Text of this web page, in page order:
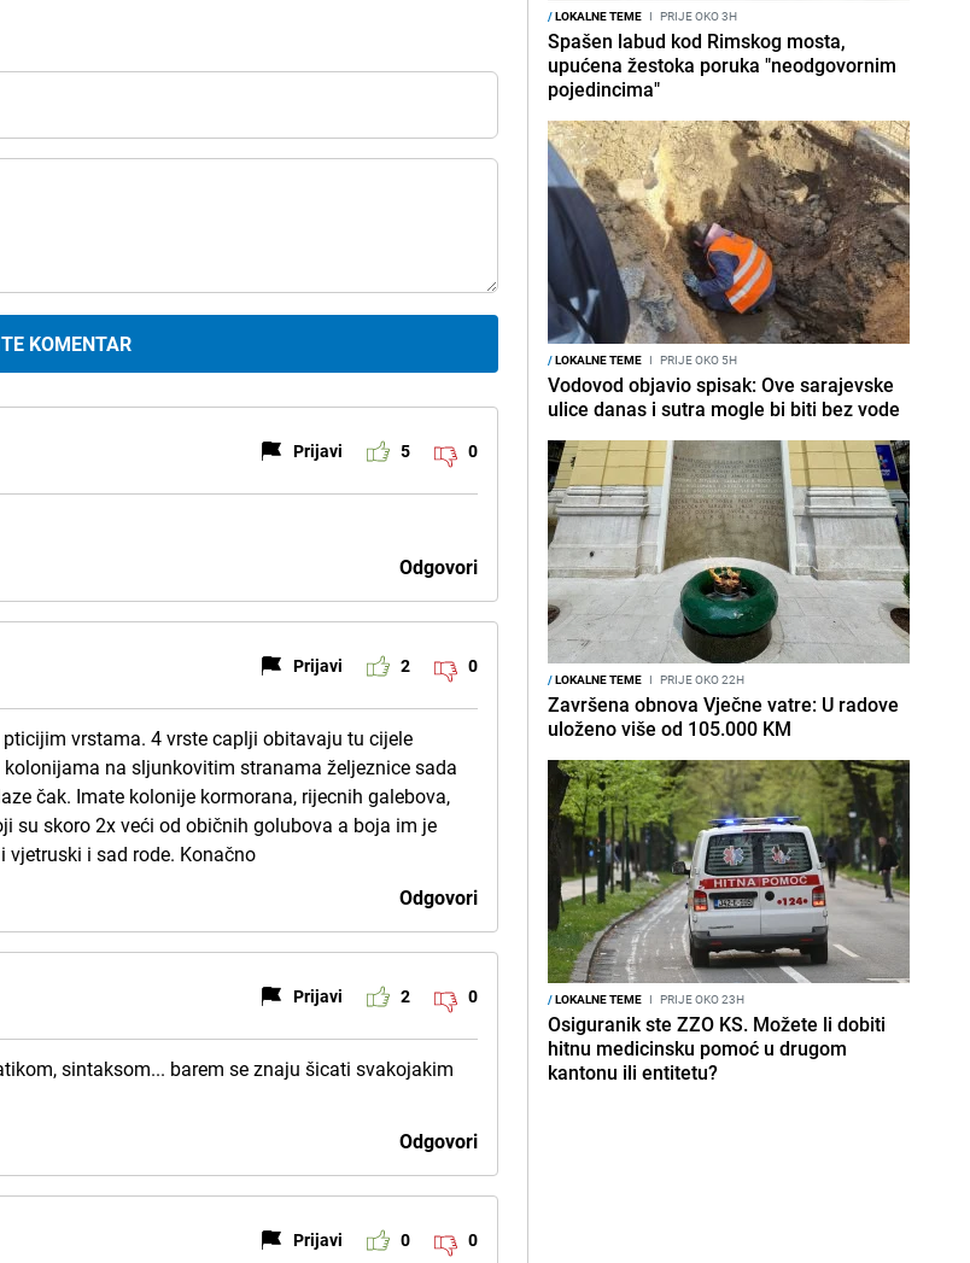
KOMENTAR
Prijavi 5 0
Odgovori
Prijavi 2 0
vrstama. 4 vrste caplji obitavaju tu cijele
na sljunkovitim stranama željeznice sada
čak. Imate kolonije kormorana, rijecnih galebova,
su skoro 2x veći od običnih golubova a boja im je
i sad rode. Konačno
Odgovori
Prijavi 2 0
sintaksom... barem se znaju šicati svakojakim
Odgovori
Prijavi 0 0
/LOKALNE TEME I PRIJE OKO 3H
Spašen labud kod Rimskog mosta,
upućena žestoka poruka "neodgovornim
pojedincima"
/LOKALNE TEME I PRIJE OKO 5H
Vodovod objavio spisak: Ove sarajevske
ulice danas i sutra mogle bi biti bez vode
/LOKALNE TEME I PRIJE OKO 22H
Završena obnova Vječne vatre: U radove
uloženo više od 105.000 KM
/LOKALNE TEME I PRIJE OKO 23H
Osiguranik ste ZZO KS. Možete li dobiti
hitnu medicinsku pomoć u drugom
kantonu ili entitetu?